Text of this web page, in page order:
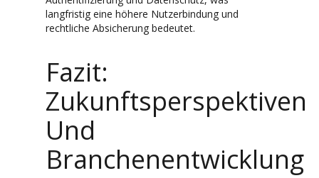
langfristig eine höhere Nutzerbindung und
rechtliche Absicherung bedeutet.
Fazit:
Zukunftsperspektiven
Und
Branchenentwicklung